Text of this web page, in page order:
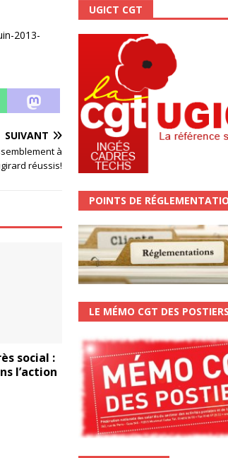
2013-
SUIVANT
à
réussis!
social :
l’action
UGICT CGT
POINTS DE
LE MÉMO CGT DES